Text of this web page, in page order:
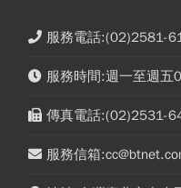
服務電話:(02)2581-
服務時間:週一至週
傳真電話:(02)2531-
服務信箱